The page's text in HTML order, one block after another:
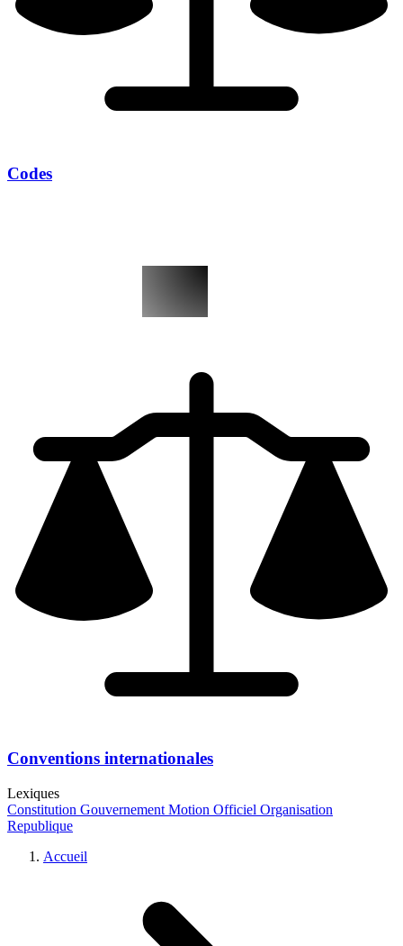
Codes
Conventions internationales
Lexiques
Constitution Gouvernement Motion Officiel Organisation
Republique
Accueil